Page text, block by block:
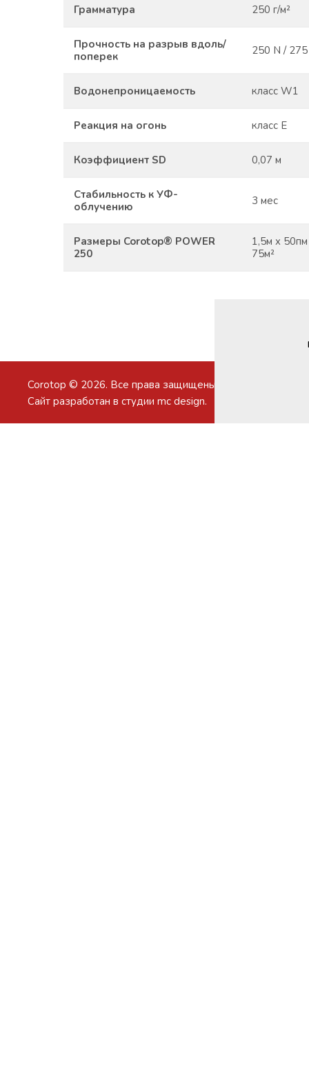
Грамматура 250 г/м²
Прочность на разрыв вдоль/
поперек
250 N /
Водонепроницаемость класс W1
Реакция на огонь класс E
Коэффициент SD 0,07 м
Стабильность к УФ-
облучению
3 мес
Размеры Corotop® POWER
250
1,5м x
75м²
Corotop © 2026. Все права защищены.
Сайт разработан в студии mc design.